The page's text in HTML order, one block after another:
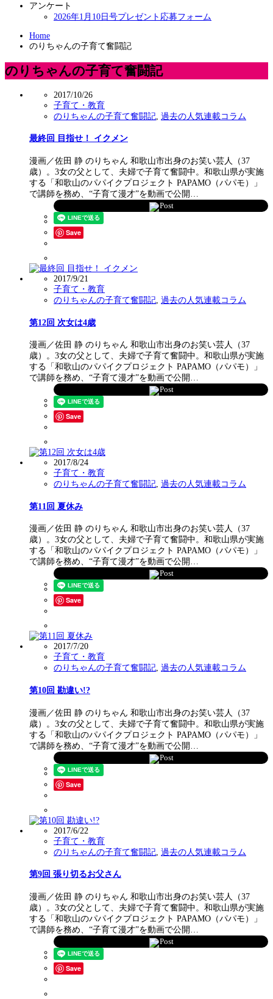
アンケート
2026年1月10日号プレゼント応募フォーム
Home
のりちゃんの子育て奮闘記
のりちゃんの子育て奮闘記
2017/10/26
子育て・教育
のりちゃんの子育て奮闘記 過去の人気連載コラム
最終回 目指せ！ イクメン
漫画／佐田 静 のりちゃん 和歌山市出身のお笑い芸人（37
歳）。3女の父として、夫婦で子育て奮闘中。和歌山県が実施
する「和歌山のパパイクプロジェクト PAPAMO（パパモ）」
で講師を務め、“子育て漫才”を動画で公開…
Post
Save
2017/9/21
子育て・教育
のりちゃんの子育て奮闘記 過去の人気連載コラム
第12回 次女は4歳
漫画／佐田 静 のりちゃん 和歌山市出身のお笑い芸人（37
歳）。3女の父として、夫婦で子育て奮闘中。和歌山県が実施
する「和歌山のパパイクプロジェクト PAPAMO（パパモ）」
で講師を務め、“子育て漫才”を動画で公開…
Post
Save
2017/8/24
子育て・教育
のりちゃんの子育て奮闘記, 過去の人気連載コラム
第11回 夏休み
漫画／佐田 静 のりちゃん 和歌山市出身のお笑い芸人（37
歳）。3女の父として、夫婦で子育て奮闘中。和歌山県が実施
する「和歌山のパパイクプロジェクト PAPAMO（パパモ）」
で講師を務め、“子育て漫才”を動画で公開…
Post
Save
2017/7/20
子育て・教育
のりちゃんの子育て奮闘記, 過去の人気連載コラム
第10回 勘違い!?
漫画／佐田 静 のりちゃん 和歌山市出身のお笑い芸人（37
歳）。3女の父として、夫婦で子育て奮闘中。和歌山県が実施
する「和歌山のパパイクプロジェクト PAPAMO（パパモ）」
で講師を務め、“子育て漫才”を動画で公開…
Post
Save
2017/6/22
子育て・教育
のりちゃんの子育て奮闘記 過去の人気連載コラム
第9回 張り切るお父さん
漫画／佐田 静 のりちゃん 和歌山市出身のお笑い芸人（37
歳）。3女の父として、夫婦で子育て奮闘中。和歌山県が実施
する「和歌山のパパイクプロジェクト PAPAMO（パパモ）」
で講師を務め、“子育て漫才”を動画で公開…
Post
Save